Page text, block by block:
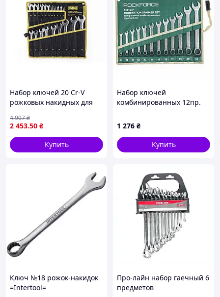
Набор ключей 20 Cr-V
рожковых накидных для
автомобилей в чехле 6-32
мм ТМ СИЛА
2 453.50 ₴
4 907₴
Купить
Набор ключей
комбинированных 12пр.
полотне RockForce RF-5121
1 276 ₴
Купить
Ключ №18 рожок-накидок
=Intertool=
Про-лайн набор гаечный 6
предметов